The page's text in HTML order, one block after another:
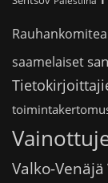
Rauhankomitea
saamelaiset
Valko-Venäjä